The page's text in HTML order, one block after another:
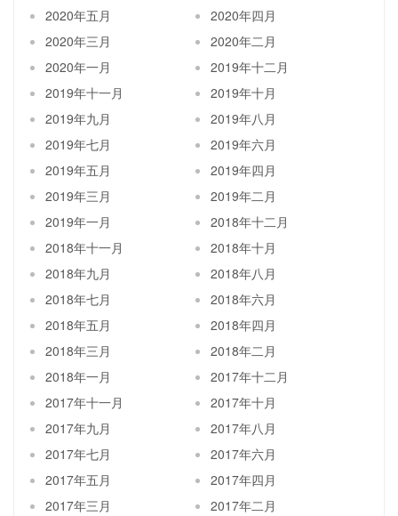
2020年五月
2020年四月
2020年三月
2020年二月
2020年一月
2019年十二月
2019年十一月
2019年十月
2019年九月
2019年八月
2019年七月
2019年六月
2019年五月
2019年四月
2019年三月
2019年二月
2019年一月
2018年十二月
2018年十一月
2018年十月
2018年九月
2018年八月
2018年七月
2018年六月
2018年五月
2018年四月
2018年三月
2018年二月
2018年一月
2017年十二月
2017年十一月
2017年十月
2017年九月
2017年八月
2017年七月
2017年六月
2017年五月
2017年四月
2017年三月
2017年二月